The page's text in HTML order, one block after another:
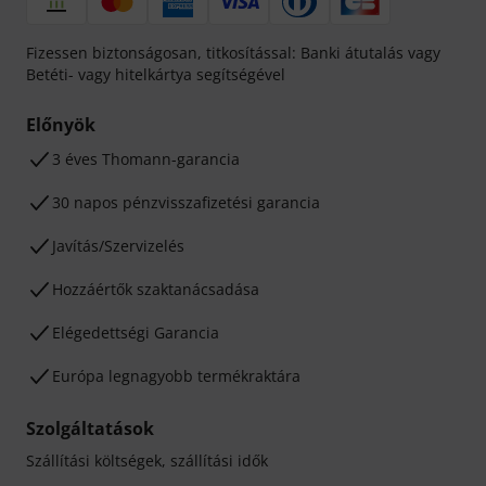
Fizessen biztonságosan, titkosítással: Banki átutalás vagy
Betéti- vagy hitelkártya segítségével
Előnyök
3 éves Thomann-garancia
30 napos pénzvisszafizetési garancia
Javítás/Szervizelés
Hozzáértők szaktanácsadása
Elégedettségi Garancia
Európa legnagyobb termékraktára
Szolgáltatások
Szállítási költségek, szállítási idők